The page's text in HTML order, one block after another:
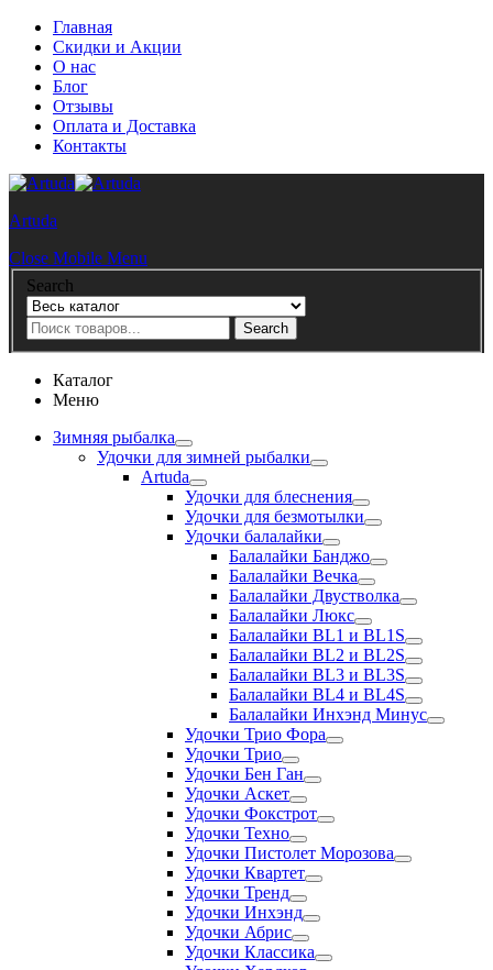
Главная
Скидки и Акции
О нас
Блог
Отзывы
Оплата и Доставка
Контакты
Artuda
Close Mobile Menu
Search
Search
Каталог
Меню
Зимняя рыбалка
Удочки для зимней рыбалки
Artuda
Удочки для блеснения
Удочки для безмотылки
Удочки балалайки
Балалайки Банджо
Балалайки Вечка
Балалайки Двустволка
Балалайки Люкс
Балалайки BL1 и BL1S
Балалайки BL2 и BL2S
Балалайки BL3 и BL3S
Балалайки BL4 и BL4S
Балалайки Инхэнд Минус
Удочки Трио Фора
Удочки Трио
Удочки Бен Ган
Удочки Аскет
Удочки Фокстрот
Удочки Техно
Удочки Пистолет Морозова
Удочки Квартет
Удочки Тренд
Удочки Инхэнд
Удочки Абрис
Удочки Классика